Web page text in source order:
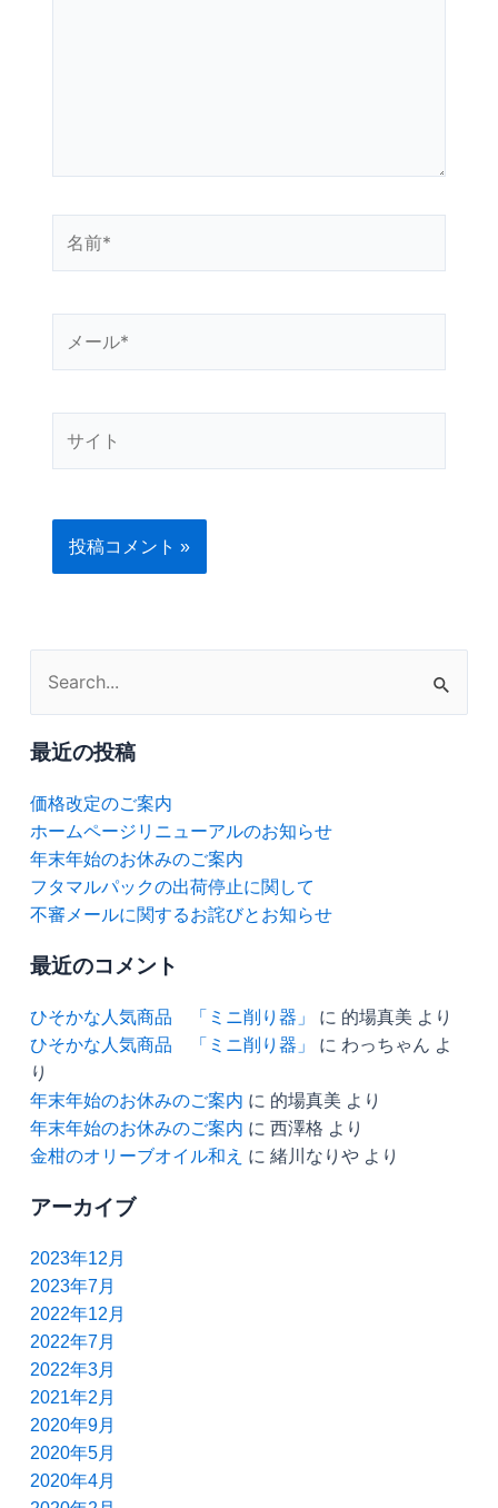
*
索
対
象:
最近の投稿
価格改定のご案内
ホームページリニューアルのお知らせ
年末年始のお休みのご案内
フタマルパックの出荷停止に関して
不審メールに関するお詫びとお知らせ
最近のコメント
ひそかな人気商品 「ミニ削り器」 に 的場真美 より
ひそかな人気商品 「ミニ削り器」
に わっちゃん よ
り
年末年始のお休みのご案内 に 的場真美 より
年末年始のお休みのご案内 に 西澤格 より
金柑のオリーブオイル和え に 緒川なりや より
アーカイブ
2023年12月
2023年7月
2022年12月
2022年7月
2022年3月
2021年2月
2020年9月
2020年5月
2020年4月